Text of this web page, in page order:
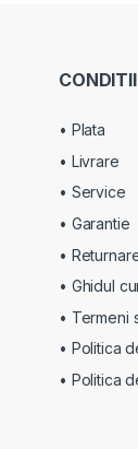
• Plata
• Livrare
• Service
• Garantie
•
• Ghidul
• Termeni
• Politica
• Politica